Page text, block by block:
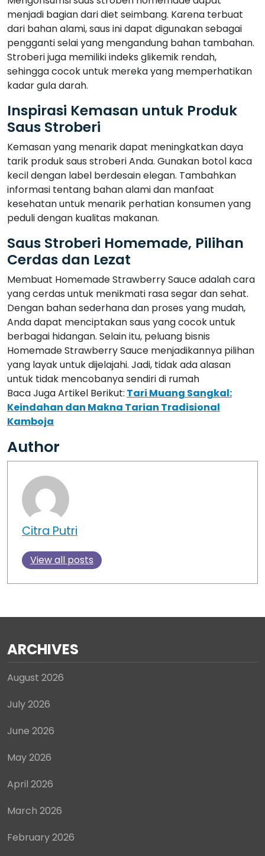
menjadi bagian dari diet seimbang. Karena terbuat
dari bahan alami, saus ini dapat digunakan sebagai
pengganti selai yang mengandung bahan tambahan.
Stroberi juga memiliki indeks glikemik rendah,
sehingga cocok untuk mereka yang memperhatikan
kadar gula darah.
Inspirasi Kemasan untuk Produk
Saus Stroberi
Kemasan yang menarik dapat meningkatkan daya
tarik produk saus stroberi Anda. Gunakan botol kaca
kecil dengan label berdesain elegan. Tambahkan
informasi tentang bahan alami dan manfaat
kesehatan untuk menarik perhatian konsumen yang
peduli dengan kualitas makanan.
Saus Stroberi Homemade, Pilihan
Cerdas dan Lezat
Membuat Homemade Strawberry Sauce adalah cara
yang cerdas untuk menikmati rasa segar dan sehat.
Dengan bahan sederhana dan proses yang mudah,
Anda dapat menciptakan saus yang cocok untuk
berbagai hidangan. Selain itu, peluang bisnis
Homemade Strawberry Sauce menjadikannya pilihan
yang layak untuk dijelajahi. Jadi, tidak ada alasan
untuk tidak mencobanya sendiri di rumah
Baca Juga Artikel Berikut: Tari Muang Sangkal:
Keindahan dan Makna Tarian Tradisional
Kamboja
Author
Citra Putri
View all posts
ARCHIVES
August 2026
July 2026
June 2026
May 2026
April 2026
March 2026
February 2026